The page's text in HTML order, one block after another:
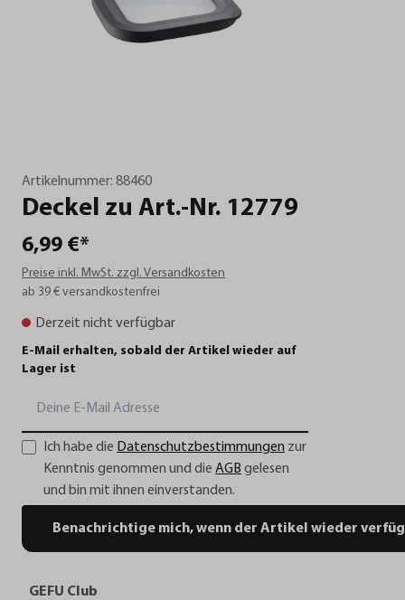
Artikelnummer: 88460
Deckel zu Art.-Nr. 12779
6,99 €*
Preise inkl. MwSt. zzgl. Versandkosten
ab 39 € versandkostenfrei
Derzeit nicht verfügbar
E-Mail erhalten, sobald der Artikel wieder auf
Lager ist
Ich habe die Datenschutzbestimmungen zur
Kenntnis genommen und die AGB gelesen
und bin mit ihnen einverstanden.
Benachrichtige mich, wenn der Artikel wieder
GEFU Club